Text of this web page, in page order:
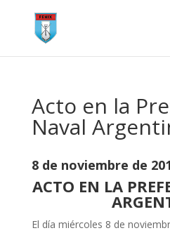
Acto en la
Naval
8 de noviembre de
ACTO EN LA
El día miércoles 8 de